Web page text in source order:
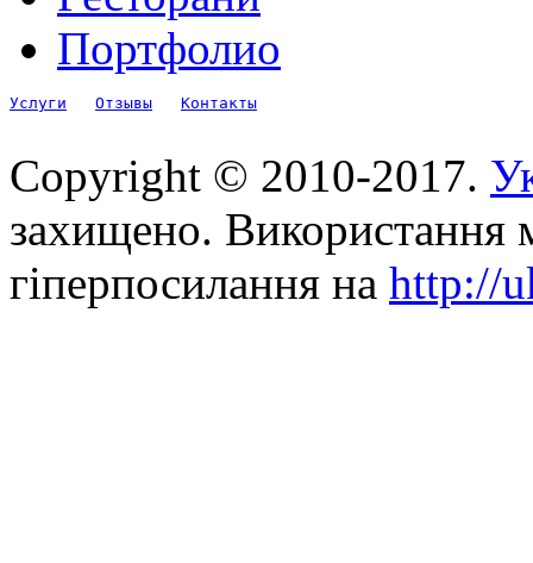
Портфолио
Услуги Отзывы Контакты
Copyright © 2010-2017.
захищено. Використання
гіперпосилання на http://